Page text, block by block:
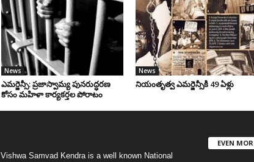
News
ఎమర్జెన్సీ: ప్రజాస్వామ్య పునరుద్ధరణ
కోసం మహిళా కార్యకర్తల పోరాటం
News
నియంతృత్వ ఎమర్జెన్సీకి 49 ఏళ్లు
Vishwa Samvad Kendra is a well known National
EVEN